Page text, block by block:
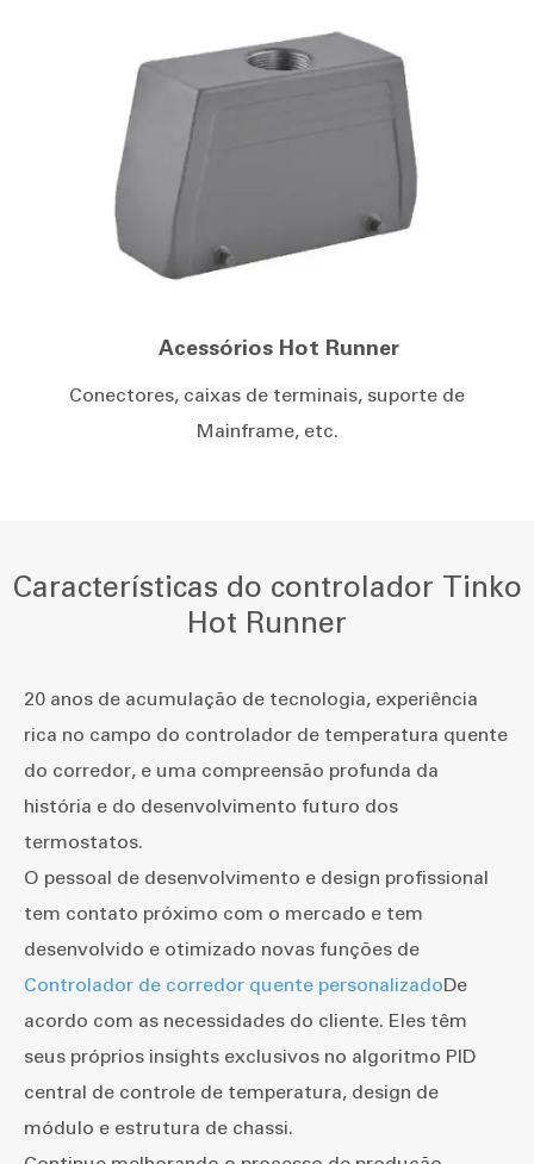
Acessórios Hot Runner
Conectores, caixas de terminais, suporte de
Mainframe, etc.
Características do controlador Tinko
Hot Runner
20 anos de acumulação de tecnologia, experiência
rica no campo do controlador de temperatura quente
do corredor, e uma compreensão profunda da
história e do desenvolvimento futuro dos
termostatos.
O pessoal de desenvolvimento e design profissional
tem contato próximo com o mercado e tem
desenvolvido e otimizado novas funções de
Controlador de corredor quente personalizadoDe
acordo com as necessidades do cliente. Eles têm
seus próprios insights exclusivos no algoritmo PID
central de controle de temperatura, design de
módulo e estrutura de chassi.